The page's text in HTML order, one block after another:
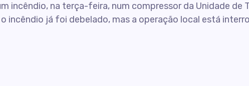
incêndio, na terça-feira, num compressor da Unidade de
incêndio já foi debelado, mas a operação local está